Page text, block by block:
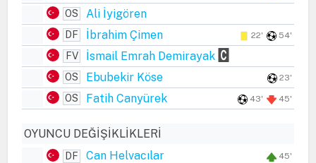
OS Ali İyigören
DF İbrahim Çimen 22' 54'
FV İsmail Emrah Demirayak
OS Ebubekir Köse 23'
OS Fatih Canyürek 43' 45'
OYUNCU DEĞIŞIKLIKLERI
DF Can Helvacılar 45'